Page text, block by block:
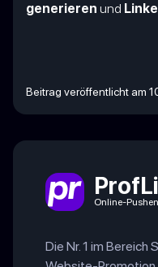
generieren und
Beitrag veröffentlicht am
Online-Pushen
Die Nr. 1 im Bereich